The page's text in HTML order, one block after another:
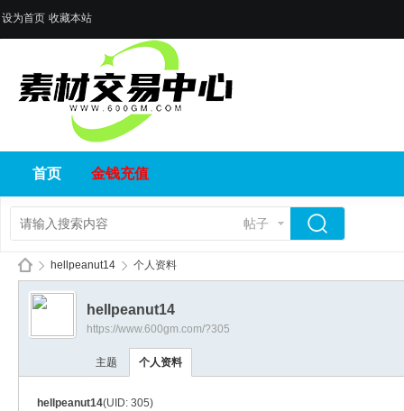
设为首页 收藏本站
首页 金钱充值
帖子
›
hellpeanut14 个人资料
hellpeanut14
https://www.600gm.com/?305
主题 个人资料
hellpeanut14(UID: 305)